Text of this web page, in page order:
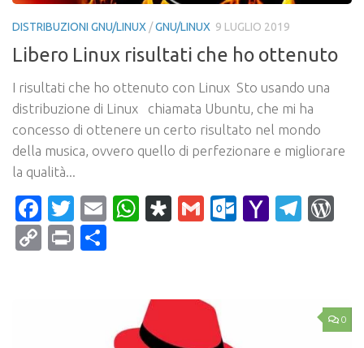
DISTRIBUZIONI GNU/LINUX /GNU/LINUX 9 LUGLIO 2019
Libero Linux risultati che ho ottenuto
I risultati che ho ottenuto con Linux Sto usando una
distribuzione di Linux chiamata Ubuntu, che mi ha
concesso di ottenere un certo risultato nel mondo
della musica, ovvero quello di perfezionare e migliorare
la qualità...
Facebook
Twitter
EmailWhatsApp
Diaspora
Gmail Yahoo
CopyPrint
0